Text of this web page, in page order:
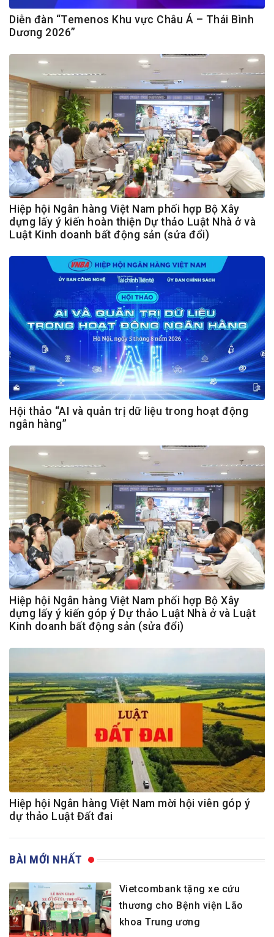
Diễn đàn “Temenos Khu vực Châu Á – Thái Bình
Dương 2026”
Hiệp hội Ngân hàng Việt Nam phối hợp Bộ Xây
dựng lấy ý kiến hoàn thiện Dự thảo Luật Nhà ở và
Luật Kinh doanh bất động sản (sửa đổi)
Hội thảo “AI và quản trị dữ liệu trong hoạt động
ngân hàng”
Hiệp hội Ngân hàng Việt Nam phối hợp Bộ Xây
dựng lấy ý kiến góp ý Dự thảo Luật Nhà ở và Luật
Kinh doanh bất động sản (sửa đổi)
Hiệp hội Ngân hàng Việt Nam mời hội viên góp ý
dự thảo Luật Đất đai
BÀI MỚI NHẤT
Vietcombank tặng xe cứu
thương cho Bệnh viện Lão
khoa Trung ương